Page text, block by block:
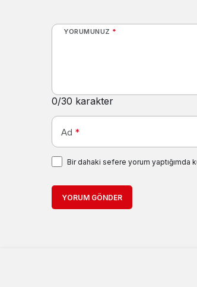
YORUMUNUZ *
0/30 karakter
Ad *
Bir dahaki sefere yorum yaptığımda
YORUM GÖNDER